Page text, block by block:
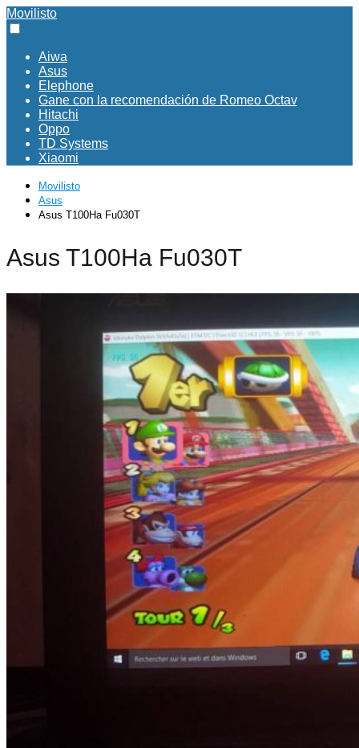
Movilisto
Aiwa
Asus
Elephone
Gane con la recomendación de Romeo Octav
Hitachi
Oppo
TD Systems
Xiaomi
Movilisto
Asus
Asus T100Ha Fu030T
Asus T100Ha Fu030T